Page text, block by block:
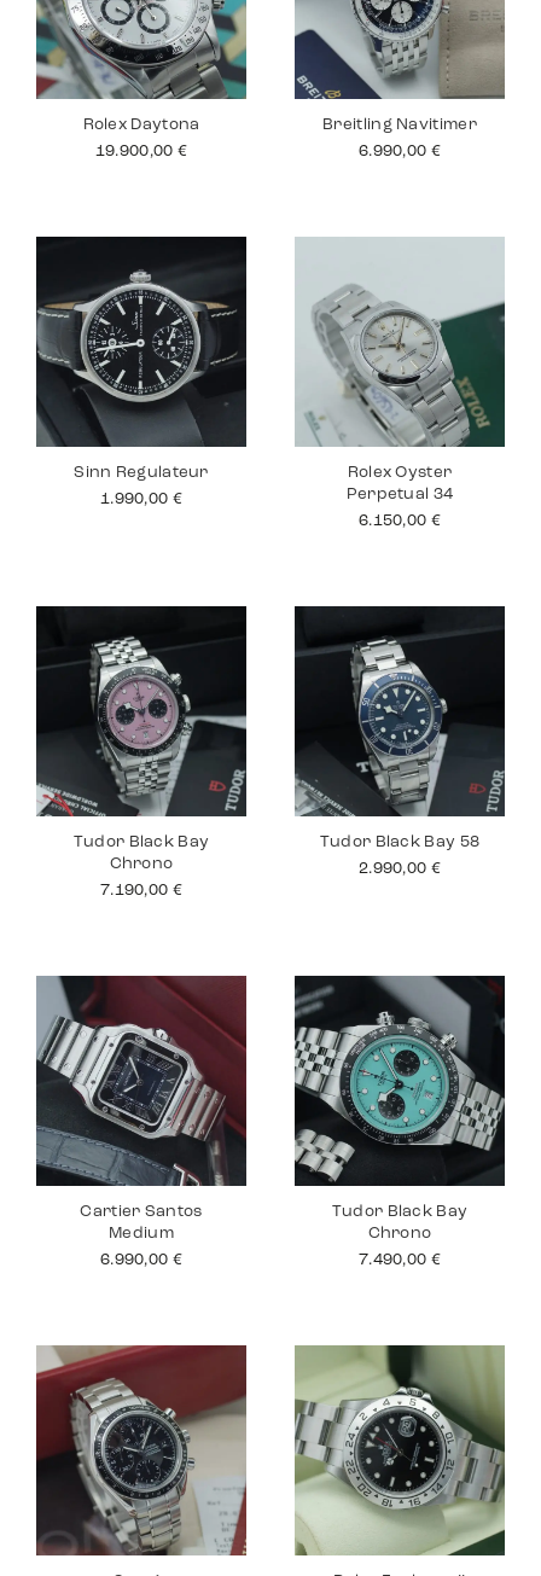
Rolex Daytona
19.900,00 €
Breitling Navitimer
6.990,00 €
Sinn Regulateur
1.990,00 €
Rolex Oyster
Perpetual 34
6.150,00 €
Tudor Black Bay
Chrono
7.190,00 €
Tudor Black Bay 58
2.990,00 €
Cartier Santos
Medium
6.990,00 €
Tudor Black Bay
Chrono
7.490,00 €